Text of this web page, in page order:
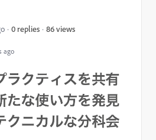
ago
0 replies 86 views